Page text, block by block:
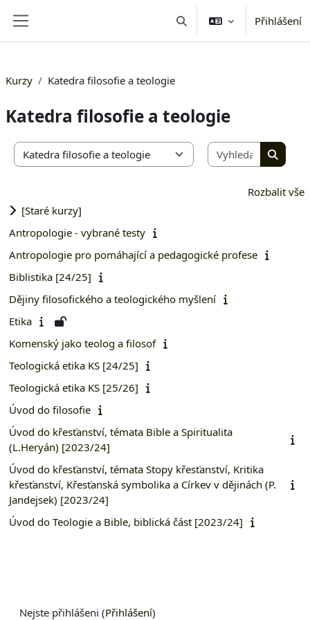
Přepnout vyhledáváníPřihlášení
Kurzy Katedra filosofie a teologie
Katedra filosofie a teologie
Kategorie kurzů
Vyhledat
Rozbalit vše
[Staré kurzy]
Antropologie - vybrané testy
Antropologie pro pomáhající a pedagogické profese
Biblistika [24/25]
Dějiny filosofického a teologického myšlení
Etika
Komenský jako teolog a filosof
Teologická etika KS [24/25]
Teologická etika KS [25/26]
Úvod do filosofie
Úvod do křesťanství, témata Bible a Spiritualita
(L.Heryán) [2023/24]
Úvod do křesťanství, témata Stopy křesťanství, Kritika
křesťanství, Křesťanská symbolika a Církev v dějinách (P.
Jandejsek) [2023/24]
Úvod do Teologie a Bible, biblická část [2023/24]
Nejste přihlášeni (Přihlášení)